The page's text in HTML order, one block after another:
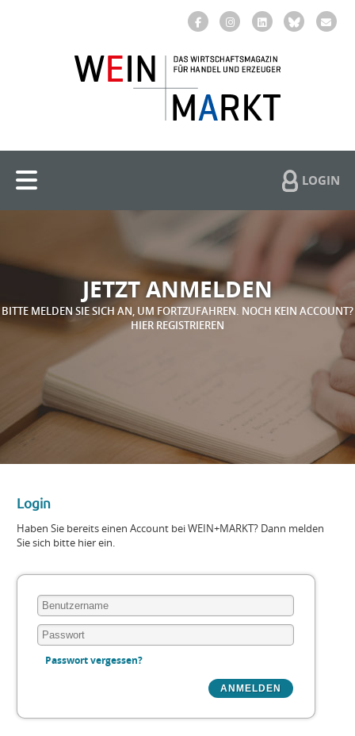
LOGIN
JETZT ANMELDEN
BITTE MELDEN SIE SICH AN, UM FORTZUFAHREN. NOCH KEIN ACCOUNT?
HIER REGISTRIEREN
Login
Haben Sie bereits einen Account bei WEIN+MARKT? Dann melden
Sie sich bitte hier ein.
Passwort vergessen?